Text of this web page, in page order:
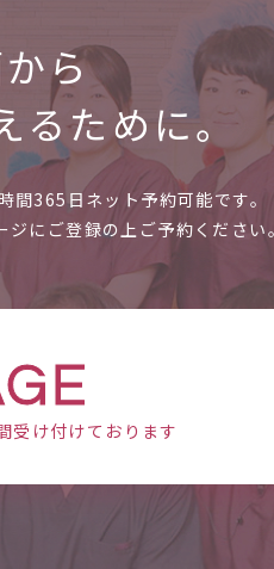
ら
るために。
間365日ネット予約可能です。
ジにご登録の上ご予約ください。
受け付けております